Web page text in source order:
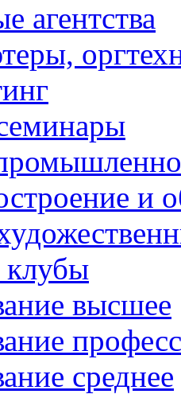
агентства
и
высшее
среднее